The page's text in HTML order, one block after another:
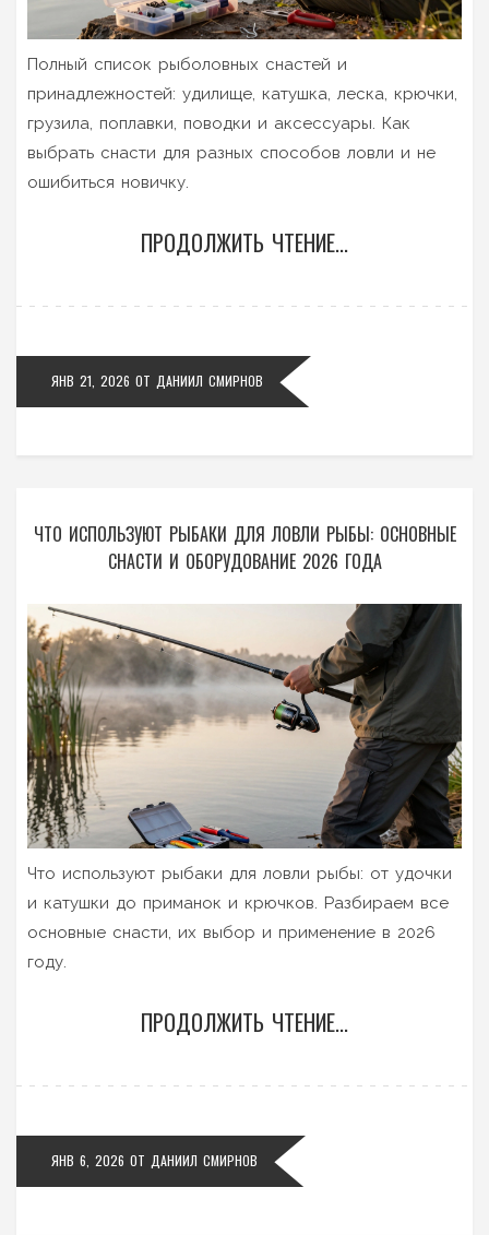
Полный список рыболовных снастей и
принадлежностей: удилище, катушка, леска, крючки,
грузила, поплавки, поводки и аксессуары. Как
выбрать снасти для разных способов ловли и не
ошибиться новичку.
ПРОДОЛЖИТЬ ЧТЕНИЕ...
ЯНВ 21, 2026 ОТ ДАНИИЛ СМИРНОВ
ЧТО ИСПОЛЬЗУЮТ РЫБАКИ ДЛЯ ЛОВЛИ РЫБЫ: ОСНОВНЫЕ
СНАСТИ И ОБОРУДОВАНИЕ 2026 ГОДА
Что используют рыбаки для ловли рыбы: от удочки
и катушки до приманок и крючков. Разбираем все
основные снасти, их выбор и применение в 2026
году.
ПРОДОЛЖИТЬ ЧТЕНИЕ...
ЯНВ 6, 2026 ОТ ДАНИИЛ СМИРНОВ